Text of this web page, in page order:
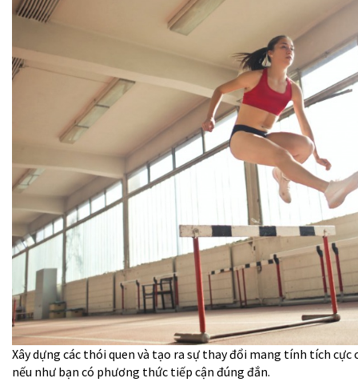
Xây dựng các thói quen và tạo ra sự thay đổi mang tính tích cực
nếu như bạn có phương thức tiếp cận đúng đắn.